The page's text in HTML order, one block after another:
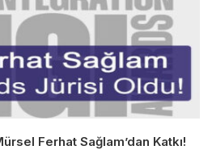
Ferhat Sağlam’dan Katkı!